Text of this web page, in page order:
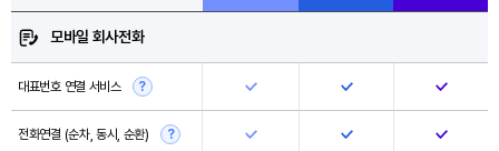
모바일 회사전화
대표번호 연결 서비스 ?
전화연결 (순차, 동시, 순환) ?